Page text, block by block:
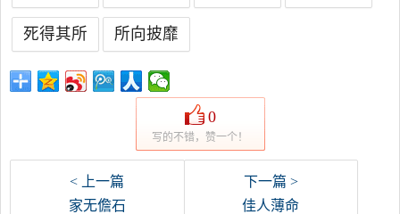
死得其所 所向披靡
0
写的不错，赞一个！
< 上一篇
家无儋石
下一篇 >
佳人薄命